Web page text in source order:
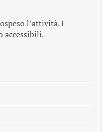
l’attività. I
accessibili.